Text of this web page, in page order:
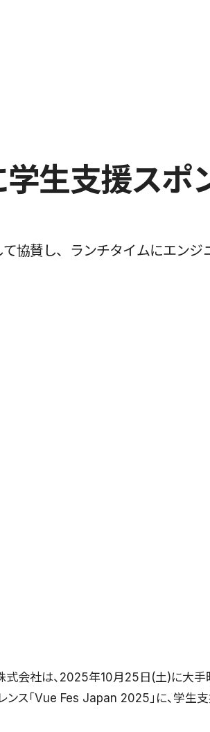
生支援スポ
協賛し、ランチタイムにエンジ
式会社は、2025年10月25日(土)に大手
ンス「Vue Fes Japan 2025」に、学生